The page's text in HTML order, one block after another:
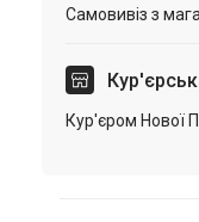
Самовивіз з
Кур'єром Нової